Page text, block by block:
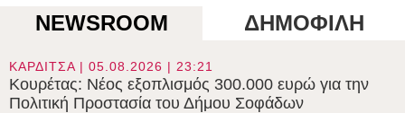
NEWSROOM ΔΗΜΟΦΙΛΗ
ΚΑΡΔΙΤΣΑ | 05.08.2026 | 23:21
Κουρέτας: Νέος εξοπλισμός 300.000 ευρώ για την
Πολιτική Προστασία του Δήμου Σοφάδων